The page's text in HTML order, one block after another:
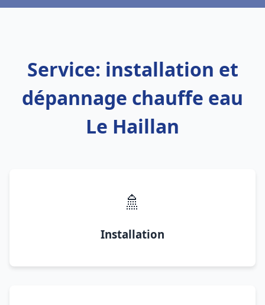
Service: installation et
dépannage chauffe eau
Le Haillan
🚿
Installation